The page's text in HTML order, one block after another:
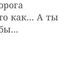
как… А ты